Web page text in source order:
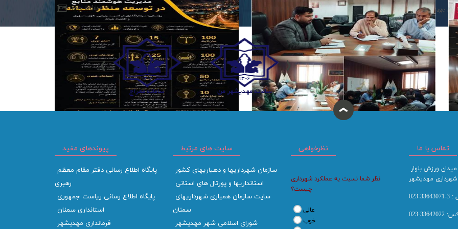
اقتصاد شهری، پیش از آنکه در ترازنامه‌ها دیده شود، در
کیفیت فضاهای عمومی قابل مشاهده است.
هیچ پرونده‌ای نباید بدون تعیین تکلیف در چرخه مدیریت
شهری باقی بماند
Page 1of
news archive
سامانه مهدیشهر من سامانه معراج
پیوندهای مفید
پایگاه اطلاع رسانی دفتر مقام معظم
رهبری
پایگاه اطلاع رسانی ریاست جمهوری
استانداری سمنان
فرمانداری مهدیشهر
سایت های مرتبط
سازمان شهرداریها و دهیاریهای کشور
استانداریها و پورتال های استانی
سایت سازمان همیاری شهرداریهای
سمنان
شورای اسلامی شهر مهدیشهر
نظرخواهی
نظر شما نسبت به عملکرد شهرداری
چیست؟
عالی
خوب
تماس با ما
شهرداری مهدیشهر
023
023